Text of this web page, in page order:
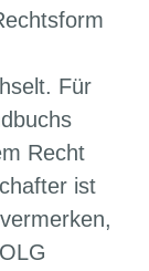
Für
Recht
ist